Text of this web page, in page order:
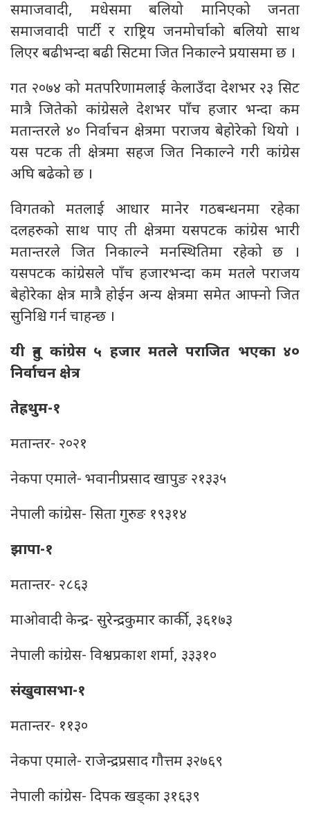
समाजवादी, मधेसमा बलियो मानिएको जनता
समाजवादी पार्टी र राष्ट्रिय जनमोर्चाको बलियो साथ
लिएर बढीभन्दा बढी सिटमा जित निकाल्ने प्रयासमा छ ।
गत २०७४ को मतपरिणामलाई केलाउँदा देशभर २३ सिट
मात्रै जितेको कांग्रेसले देशभर पाँच हजार भन्दा कम
मतान्तरले ४० निर्वाचन क्षेत्रमा पराजय बेहोरेको थियो ।
यस पटक ती क्षेत्रमा सहज जित निकाल्ने गरी कांग्रेस
अघि बढेको छ ।
विगतको मतलाई आधार मानेर गठबन्धनमा रहेका
दलहरुको साथ पाए ती क्षेत्रमा यसपटक कांग्रेस भारी
मतान्तरले जित निकाल्ने मनस्थितिमा रहेको छ ।
यसपटक कांग्रेसले पाँच हजारभन्दा कम मतले पराजय
बेहोरेका क्षेत्र मात्रै होईन अन्य क्षेत्रमा समेत आफ्नो जित
सुनिश्चि गर्न चाहन्छ ।
यी हुन् कांग्रेस ५ हजार मतले पराजित भएका ४०
निर्वाचन क्षेत्र
तेह्रथुम-१
मतान्तर- २०२१
नेकपा एमाले- भवानीप्रसाद खापुङ २१३३५
नेपाली कांग्रेस- सिता गुरुङ १९३१४
झापा-१
मतान्तर- २८६३
माओवादी केन्द्र- सुरेन्द्रकुमार कार्की, ३६१७३
नेपाली कांग्रेस- विश्वप्रकाश शर्मा, ३३३१०
संखुवासभा-१
मतान्तर- ११३०
नेकपा एमाले- राजेन्द्रप्रसाद गौत्तम ३२७६९
नेपाली कांग्रेस- दिपक खड्का ३१६३९